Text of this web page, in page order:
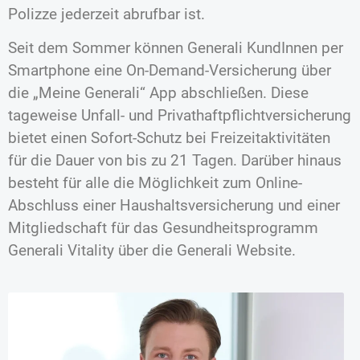
Polizze jederzeit abrufbar ist.
Seit dem Sommer können Generali KundInnen per
Smartphone eine On-Demand-Versicherung über
die „Meine Generali“ App abschließen. Diese
tageweise Unfall- und Privathaftpflichtversicherung
bietet einen Sofort-Schutz bei Freizeitaktivitäten
für die Dauer von bis zu 21 Tagen. Darüber hinaus
besteht für alle die Möglichkeit zum Online-
Abschluss einer Haushaltsversicherung und einer
Mitgliedschaft für das Gesundheitsprogramm
Generali Vitality über die Generali Website.